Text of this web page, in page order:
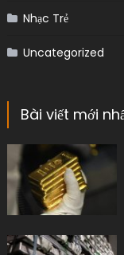
Nhạc Trẻ
Uncategorized
Bài viết mới